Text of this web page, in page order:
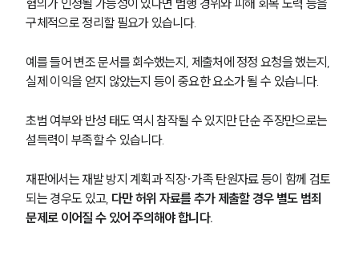
법률지식인
형사소송·상담후기
업무분야
형사그룹 업무
전체
구성원 소개
형사전문변호사
혐의가 인정될 가능성이 있다면 범행 경위와 피해 회복 노력 등을
구체적으로 정리할 필요가 있습니다.
예를 들어 변조 문서를 회수했는지, 제출처에 정정 요청을 했는지,
실제 이익을 얻지 않았는지 등이 중요한 요소가 될 수 있습니다.
초범 여부와 반성 태도 역시 참작될 수 있지만 단순 주장만으로는
설득력이 부족할 수 있습니다.
재판에서는 재발 방지 계획과 직장·가족 탄원자료 등이 함께 검토
되는 경우도 있고, 다만 허위 자료를 추가 제출할 경우 별도 범죄
문제로 이어질 수 있어 주의해야 합니다.